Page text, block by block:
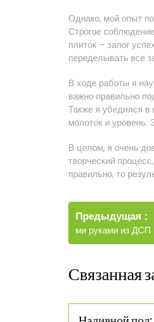
Однако, мой опыт
Строгое
плиток – залог
переделывать все
В ходе работы я
важно правильно
Также я убедился в
молоток и уровень.
В целом, я очень
творческий
правильно, то
Навигация
по
записям
Предыдущая
ми руками из ДСП
Связанная